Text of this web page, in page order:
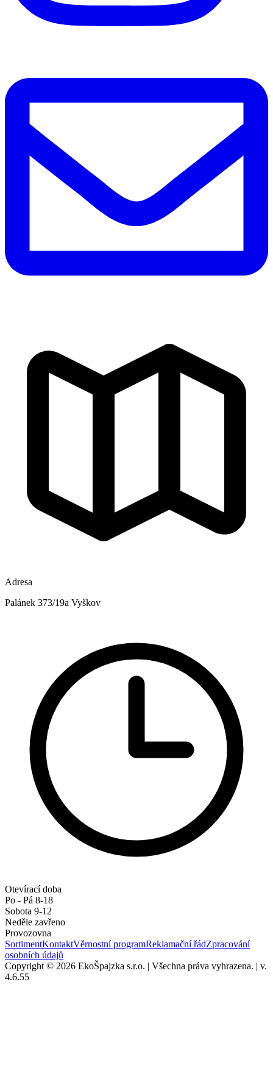
Adresa
Palánek 373/19a Vyškov
Otevírací doba
Po - Pá 8-18
Sobota 9-12
Neděle zavřeno
Provozovna
SortimentKontaktVěrnostní programReklamační řádZpracování
osobních údajů
Copyright © 2026 EkoŠpajzka s.r.o. | Všechna práva vyhrazena. | v.
4.6.55